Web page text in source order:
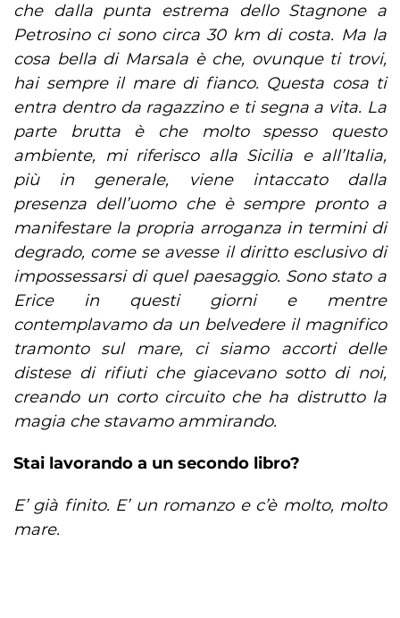
che dalla punta estrema dello Stagnone a
Petrosino ci sono circa 30 km di costa. Ma la
cosa bella di Marsala è che, ovunque ti trovi,
hai sempre il mare di fianco. Questa cosa ti
entra dentro da ragazzino e ti segna a vita. La
parte brutta è che molto spesso questo
ambiente, mi riferisco alla Sicilia e all’Italia,
più in generale, viene intaccato dalla
presenza dell’uomo che è sempre pronto a
manifestare la propria arroganza in termini di
degrado, come se avesse il diritto esclusivo di
impossessarsi di quel paesaggio. Sono stato a
Erice in questi giorni e mentre
contemplavamo da un belvedere il magnifico
tramonto sul mare, ci siamo accorti delle
distese di rifiuti che giacevano sotto di noi,
creando un corto circuito che ha distrutto la
magia che stavamo ammirando.
Stai lavorando a un secondo libro?
E’ già finito. E’ un romanzo e c’è molto, molto
mare.